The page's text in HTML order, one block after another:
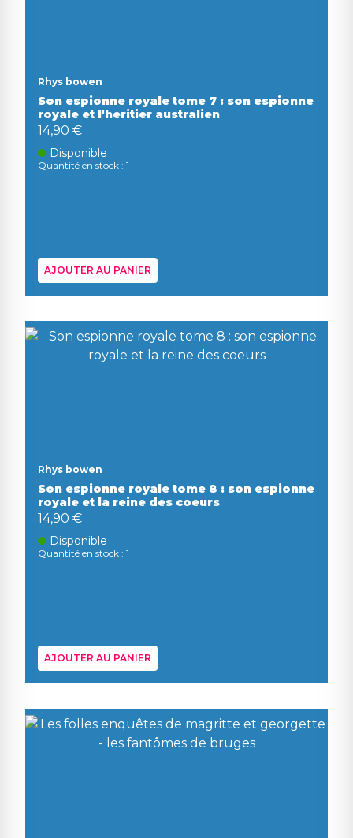
Rhys bowen
Son espionne royale tome 7 : son espionne
royale et l'heritier australien
14,90 €
Disponible
Quantité en stock : 1
AJOUTER AU PANIER
Rhys bowen
Son espionne royale tome 8 : son espionne
royale et la reine des coeurs
14,90 €
Disponible
Quantité en stock : 1
AJOUTER AU PANIER